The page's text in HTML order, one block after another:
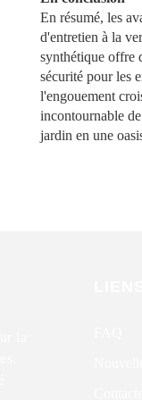
En résumé, les
d'entretien à la
synthétique offre
sécurité pour les
l'engouement
incontournable
jardin en une